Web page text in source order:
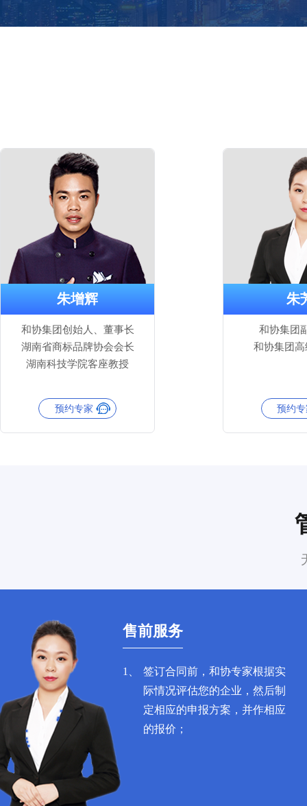
朱增辉
和协集团创始人、董事长
湖南省商标品牌协会会长
湖南科技学院客座教授
预约专家
朱
和协集团
和协集团
预约
售前服务
1、
签订合同前，和协专家根据实
际情况评估您的企业，然后制
定相应的申报方案，并作相应
的报价；